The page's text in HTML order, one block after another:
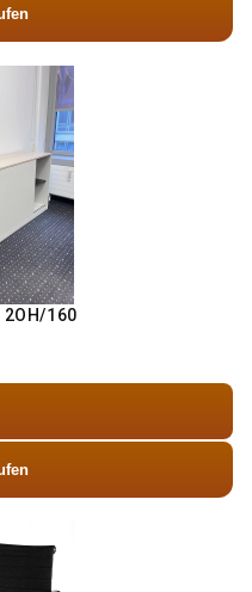
160